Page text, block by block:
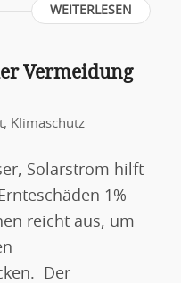
WEITERLESEN
Vermeidung
, Klimaschutz
Solarstrom hilft
1%
reicht aus, um
Der